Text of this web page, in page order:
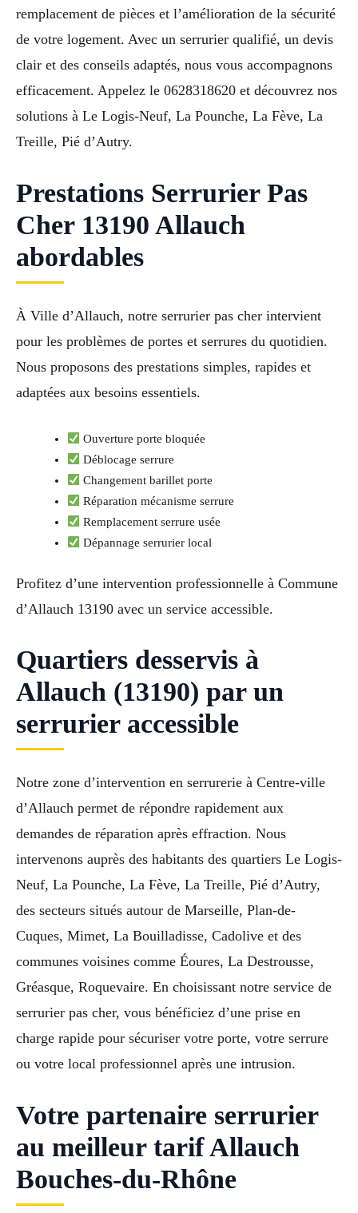
remplacement de pièces et l’amélioration de la sécurité
de votre logement. Avec un serrurier qualifié, un devis
clair et des conseils adaptés, nous vous accompagnons
efficacement. Appelez le 0628318620 et découvrez nos
solutions à Le Logis-Neuf, La Pounche, La Fève, La
Treille, Pié d’Autry.
Prestations Serrurier Pas
Cher 13190 Allauch
abordables
À Ville d’Allauch, notre serrurier pas cher intervient
pour les problèmes de portes et serrures du quotidien.
Nous proposons des prestations simples, rapides et
adaptées aux besoins essentiels.
Ouverture porte bloquée
Déblocage serrure
Changement barillet porte
Réparation mécanisme serrure
Remplacement serrure usée
Dépannage serrurier local
Profitez d’une intervention professionnelle à Commune
d’Allauch 13190 avec un service accessible.
Quartiers desservis à
Allauch (13190) par un
serrurier accessible
Notre zone d’intervention en serrurerie à Centre-ville
d’Allauch permet de répondre rapidement aux
demandes de réparation après effraction. Nous
intervenons auprès des habitants des quartiers Le Logis-
Neuf, La Pounche, La Fève, La Treille, Pié d’Autry,
des secteurs situés autour de Marseille, Plan-de-
Cuques, Mimet, La Bouilladisse, Cadolive et des
communes voisines comme Éoures, La Destrousse,
Gréasque, Roquevaire. En choisissant notre service de
serrurier pas cher, vous bénéficiez d’une prise en
charge rapide pour sécuriser votre porte, votre serrure
ou votre local professionnel après une intrusion.
Votre partenaire serrurier
au meilleur tarif Allauch
Bouches-du-Rhône